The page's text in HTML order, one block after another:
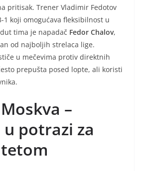
pritisak. Trener Vladimir Fedotov
1 koji omogućava fleksibilnost u
tima je napadač Fedor Chalov,
od najboljih strelaca lige.
u mečevima protiv direktnih
prepušta posed lopte, ali koristi
–
potrazi za